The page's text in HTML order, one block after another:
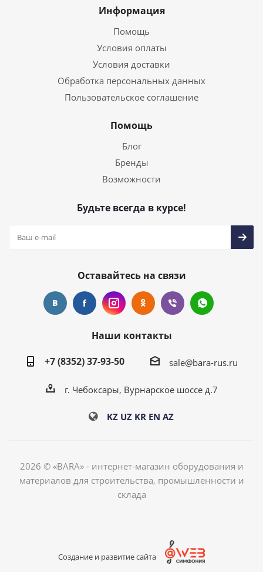
Информация
Помощь
Условия оплаты
Условия доставки
Обработка персональных данных
Пользовательское соглашение
Помощь
Блог
Бренды
Возможности
Будьте всегда в курсе!
Оставайтесь на связи
Наши контакты
+7 (8352) 37-93-50
sale@bara-rus.ru
г. Чебоксары, Вурнарское шоссе д.7
KZ UZ KR EN AZ
2026 © «BARA» - интернет-магазин оборудования и
материалов для строительства, промышленности и
склада
Создание и развитие сайта